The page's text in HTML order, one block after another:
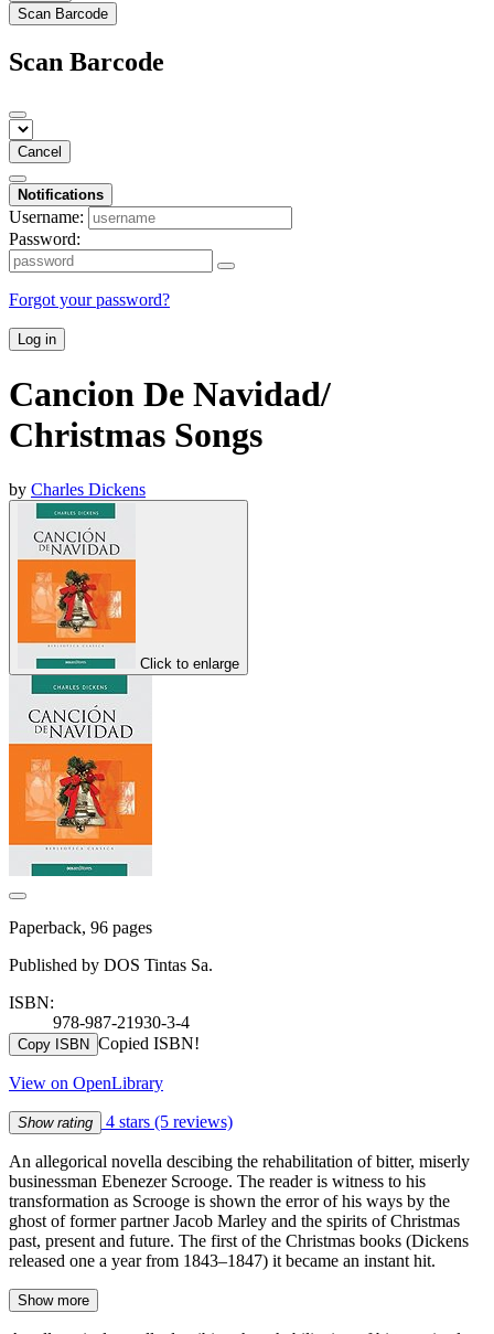
Scan Barcode
Scan Barcode
Cancel
Notifications
Username:
Password:
Forgot your password?
Log in
Cancion De Navidad/
Christmas Songs
by Charles Dickens
Click to enlarge
Paperback, 96 pages
Published by DOS Tintas Sa.
ISBN:
978-987-21930-3-4
Copy ISBN Copied ISBN!
View on OpenLibrary
Show rating 4 stars (5 reviews)
An allegorical novella descibing the rehabilitation of bitter, miserly
businessman Ebenezer Scrooge. The reader is witness to his
transformation as Scrooge is shown the error of his ways by the
ghost of former partner Jacob Marley and the spirits of Christmas
past, present and future. The first of the Christmas books (Dickens
released one a year from 1843–1847) it became an instant hit.
Show more